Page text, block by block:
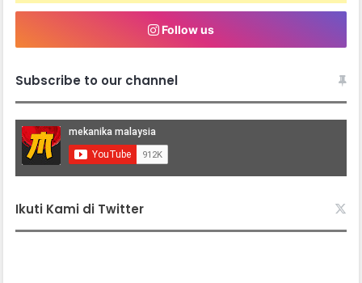
Follow us
Subscribe to our channel
Ikuti Kami di Twitter